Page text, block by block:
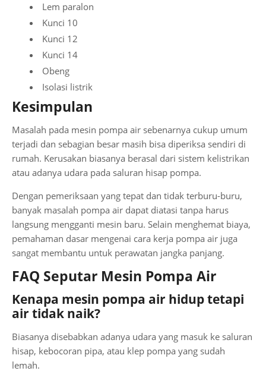
Lem paralon
Kunci 10
Kunci 12
Kunci 14
Obeng
Isolasi listrik
Kesimpulan
Masalah pada mesin pompa air sebenarnya cukup umum
terjadi dan sebagian besar masih bisa diperiksa sendiri di
rumah. Kerusakan biasanya berasal dari sistem kelistrikan
atau adanya udara pada saluran hisap pompa.
Dengan pemeriksaan yang tepat dan tidak terburu-buru,
banyak masalah pompa air dapat diatasi tanpa harus
langsung mengganti mesin baru. Selain menghemat biaya,
pemahaman dasar mengenai cara kerja pompa air juga
sangat membantu untuk perawatan jangka panjang.
FAQ Seputar Mesin Pompa Air
Kenapa mesin pompa air hidup tetapi
air tidak naik?
Biasanya disebabkan adanya udara yang masuk ke saluran
hisap, kebocoran pipa, atau klep pompa yang sudah
lemah.